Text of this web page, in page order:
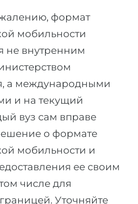
формат
мобильности
не внутренним
а международными
и на текущий
вуз сам вправе
о формате
мобильности и
ее своим
числе для
Уточняйте